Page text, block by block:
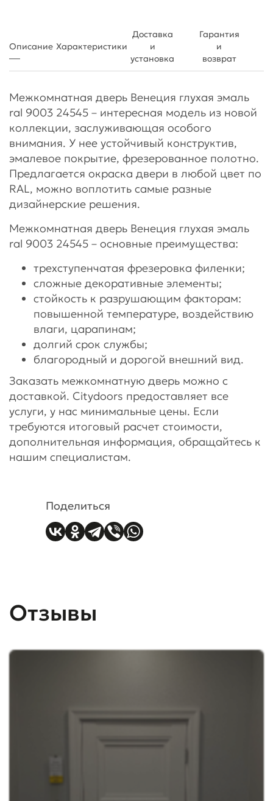
Описание Характеристики
Доставка
и
установка
Гарантия
и
возврат
Межкомнатная дверь Венеция глухая эмаль
ral 9003 24545 – интересная модель из новой
коллекции, заслуживающая особого
внимания. У нее устойчивый конструктив,
эмалевое покрытие, фрезерованное полотно.
Предлагается окраска двери в любой цвет по
RAL, можно воплотить самые разные
дизайнерские решения.
Межкомнатная дверь Венеция глухая эмаль
ral 9003 24545 – основные преимущества:
трехступенчатая фрезеровка филенки;
сложные декоративные элементы;
стойкость к разрушающим факторам:
повышенной температуре, воздействию
влаги, царапинам;
долгий срок службы;
благородный и дорогой внешний вид.
Заказать межкомнатную дверь можно с
доставкой. Citydoors предоставляет все
услуги, у нас минимальные цены. Если
требуются итоговый расчет стоимости,
дополнительная информация, обращайтесь к
нашим специалистам.
Поделиться
Отзывы